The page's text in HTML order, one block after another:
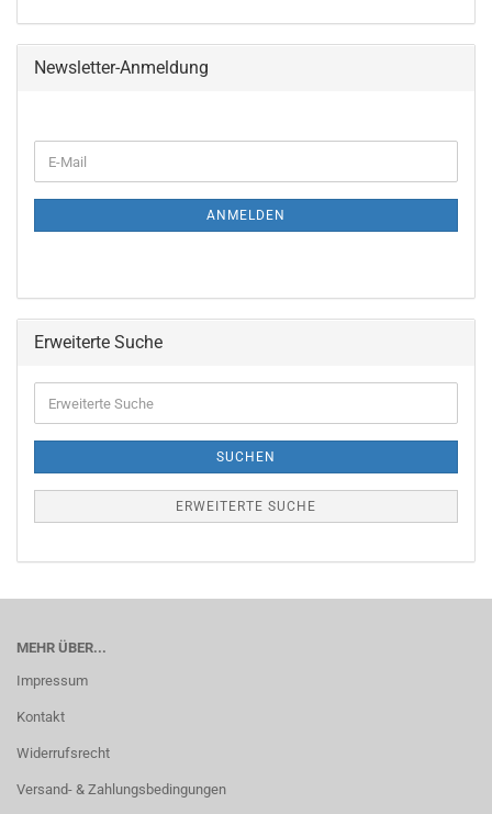
Newsletter-Anmeldung
ZUR
E-
Mail
ANMELDEN
Erweiterte Suche
Suche
SUCHEN
ERWEITERTE SUCHE
MEHR ÜBER...
Impressum
Kontakt
Widerrufsrecht
Versand- & Zahlungsbedingungen